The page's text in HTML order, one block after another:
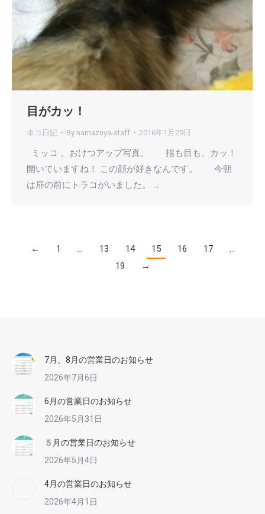
目がカッ！
ネコ日記 By namazuya-staff 2016年1月29日
ミッコ 、おけつアップ写真。 指も目も、カッ！
開いていますね！ この顔が好きなんです。 今朝
は扉の前にトラコがいました。 …
← 1 … 13 14 15 16 17
…
19
→
7月、8月の営業日のお知らせ
2026年7月6日
6月の営業日のお知らせ
2026年5月31日
５月の営業日のお知らせ
2026年5月4日
4月の営業日のお知らせ
2026年4月1日